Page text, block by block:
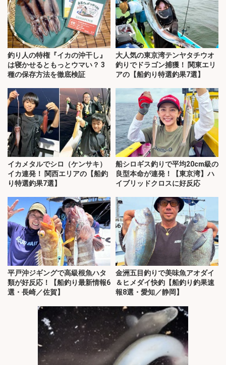
釣り人の特権『イカの沖干し』
は寝かせるともっとウマい？ 3
種の保存方法を徹底検証
大人気の東京湾テンヤタチウオ
釣りでドラゴン捕獲！ 関東エリ
アの【船釣り特選釣果7選】
イカメタルでシロ（ケンサキ）
イカ連発！ 関西エリアの【船釣
り特選釣果7選】
船シロギス釣りで平均20cm級の
良型本命が連発！【東京湾】ハ
イブリッドクロスに好反応
平戸沖ジギングで高級根魚ハタ
類が好反応！【船釣り最新情報6
選・長崎／佐賀】
金洲五目釣りで美味魚アオダイ
＆ヒメダイ快釣【船釣り釣果速
報8選・愛知／静岡】